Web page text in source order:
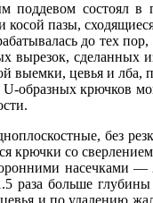
поддевом состоял
пазы,
до тех
вырезок,
выемки, цевья и
образных крючков
без
крючки со
насечками —
раза больше